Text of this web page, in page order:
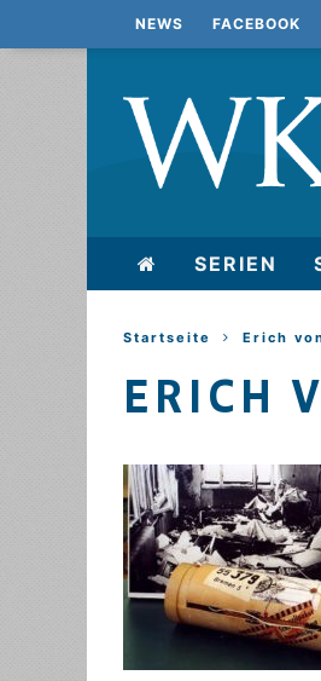
NEWS FACEBOOK
SERIEN
Startseite Erich
ERICH